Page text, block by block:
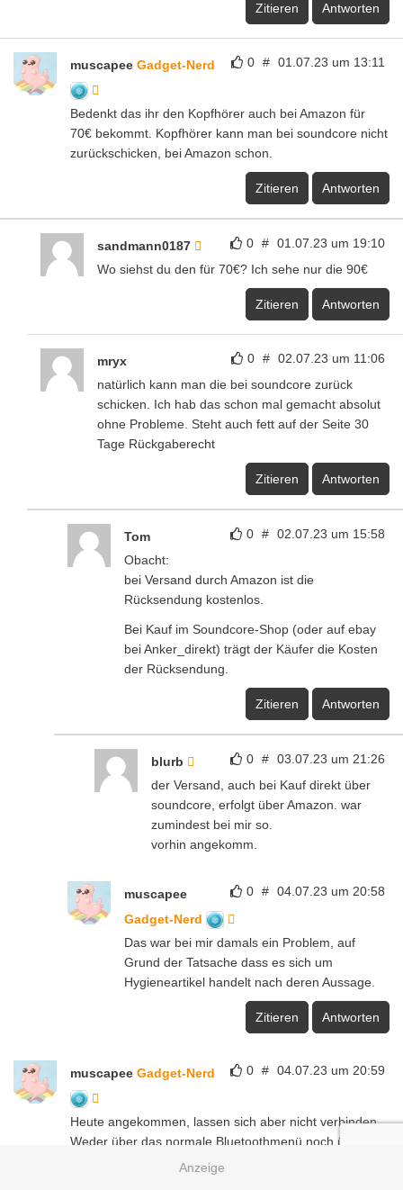
Zitieren Antworten
0 # 01.07.23 um 13:11
muscapee Gadget-Nerd
Bedenkt das ihr den Kopfhörer auch bei Amazon für
70€ bekommt. Kopfhörer kann man bei soundcore nicht
zurückschicken, bei Amazon schon.
Zitieren Antworten
0 # 01.07.23 um 19:10
sandmann0187
Wo siehst du den für 70€? Ich sehe nur die 90€
Zitieren Antworten
0 # 02.07.23 um 11:06
mryx
natürlich kann man die bei soundcore zurück
schicken. Ich hab das schon mal gemacht absolut
ohne Probleme. Steht auch fett auf der Seite 30
Tage Rückgaberecht
Zitieren Antworten
0 # 02.07.23 um 15:58
Tom
Obacht:
bei Versand durch Amazon ist die
Rücksendung kostenlos.
Bei Kauf im Soundcore-Shop (oder auf ebay
bei Anker_direkt) trägt der Käufer die Kosten
der Rücksendung.
Zitieren Antworten
0 # 03.07.23 um 21:26
blurb
der Versand, auch bei Kauf direkt über
soundcore, erfolgt über Amazon. war
zumindest bei mir so.
vorhin angekomm.
0 # 04.07.23 um 20:58
muscapee
Gadget-Nerd
Das war bei mir damals ein Problem, auf
Grund der Tatsache dass es sich um
Hygieneartikel handelt nach deren Aussage.
Zitieren Antworten
0 # 04.07.23 um 20:59
muscapee Gadget-Nerd
Heute angekommen, lassen sich aber nicht verbinden.
Weder über das normale Bluetoothmenü noch über die
app. Probiert auf einem galaxy s23